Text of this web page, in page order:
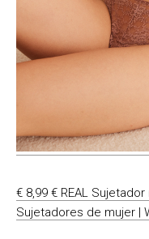
€ 8,99 € REAL
Sujetadores de mujer |